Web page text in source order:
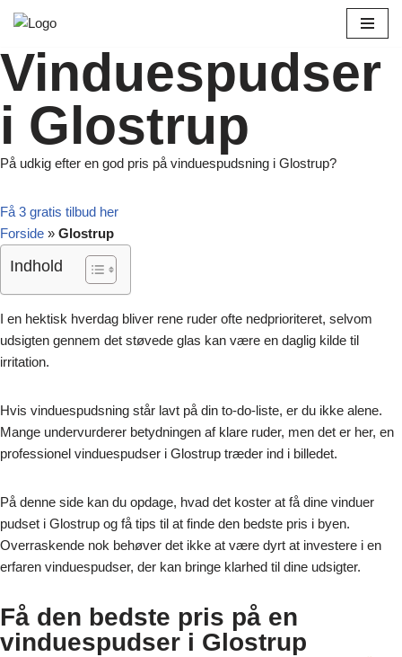
til
indhold
Vinduespudser
i Glostrup
På udkig efter en god pris på vinduespudsning i Glostrup?
Få 3 gratis tilbud her
Forside » Glostrup
Indhold
I en hektisk hverdag bliver rene ruder ofte nedprioriteret, selvom
udsigten gennem det støvede glas kan være en daglig kilde til
irritation.
Hvis vinduespudsning står lavt på din to-do-liste, er du ikke alene.
Mange undervurderer betydningen af klare ruder, men det er her, en
professionel vinduespudser i Glostrup træder ind i billedet.
På denne side kan du opdage, hvad det koster at få dine vinduer
pudset i Glostrup og få tips til at finde den bedste pris i byen.
Overraskende nok behøver det ikke at være dyrt at investere i en
erfaren vinduespudser, der kan bringe klarhed til dine udsigter.
Få den bedste pris på en
vinduespudser i Glostrup